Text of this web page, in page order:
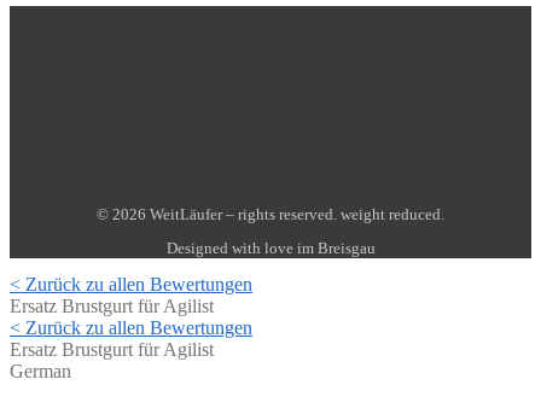
© 2026 WeitLäufer – rights reserved. weight reduced.
Designed with love im Breisgau
< Zurück zu allen Bewertungen
Ersatz Brustgurt für Agilist
< Zurück zu allen Bewertungen
Ersatz Brustgurt für Agilist
German